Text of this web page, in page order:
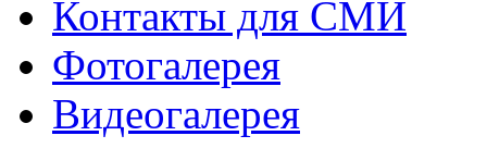
Контакты для СМИ
Фотогалерея
Видеогалерея